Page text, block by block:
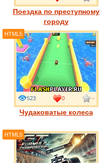
Поездка по преступному
городу
Чудаковатые колеса
523 0 --
HTML5
HTML5